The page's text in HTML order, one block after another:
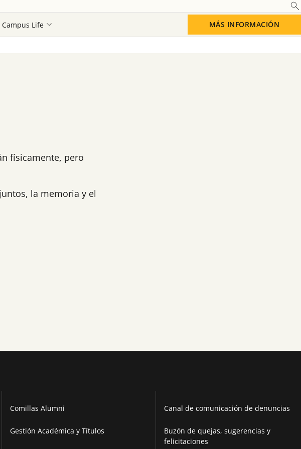
Campus Life MÁS INFORMACIÓN
físicamente, pero
la memoria y el
Comillas Alumni
Gestión Académica y Títulos
Canal de comunicación de denuncias
Buzón de quejas, sugerencias y
felicitaciones